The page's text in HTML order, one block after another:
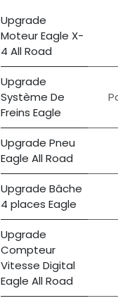
Upgrade
Moteur Eagle X-
4 All Road
Upgrade
Système De
Freins Eagle
Upgrade Pneu
Eagle All Road
Upgrade Bâche
4 places Eagle
Upgrade
Compteur
Vitesse Digital
Eagle All Road